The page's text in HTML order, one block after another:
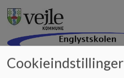
Englystskolen
Cookieindstillinger